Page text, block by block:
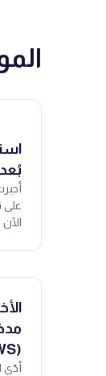
بُعد
(DEWS) وكيفية تصحيحها
أدّى